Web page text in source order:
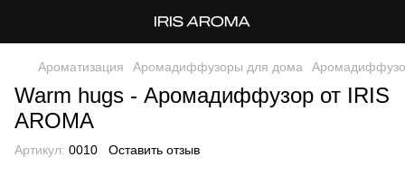
Ароматизация Аромадиффузоры для дома
Warm hugs - Аромадиффузор от IRIS
AROMA
Артикул: 0010 Оставить отзыв